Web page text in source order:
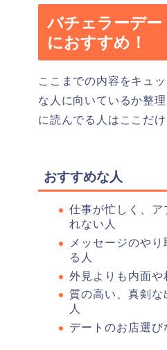
バチェラーデー
におすすめ！
ここまでの内容をキュ
な人に向いているか整
に読んでる人はここだけ
おすすめな人
仕事が忙しく、ア
れない人
メッセージのや
る人
外見よりも内面や
質の高い、真剣な
人
デートのお店選び